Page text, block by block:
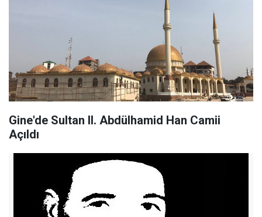
Gine'de Sultan II. Abdülhamid Han Camii
Açıldı